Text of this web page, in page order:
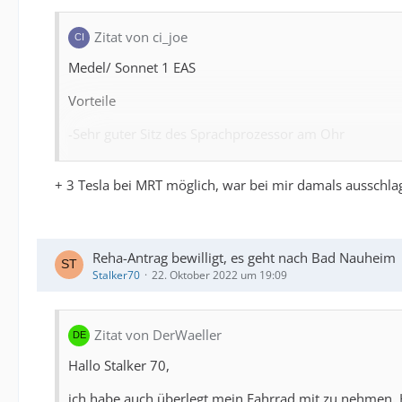
Zitat von ci_joe
Medel/ Sonnet 1 EAS
Vorteile
- sehr gutes Sprache Verständnis (was aber Benutzer
- leichte tauschbarkeit Batterie und Akku Fach.
- gut Fernbedienung Finetuner und Finetuner Echo
- Kundendienst ist auch sehr hilfreich bei speziellen
+ 3 Tesla bei MRT möglich, war bei mir damals
Reha-Antrag bewilligt, es geht nach Bad Nauheim
Stalker70 22. Oktober 2022 um 19:09
Zitat von DerWaeller
Hallo Stalker 70,
ich habe auch überlegt mein Fahrrad mit zu